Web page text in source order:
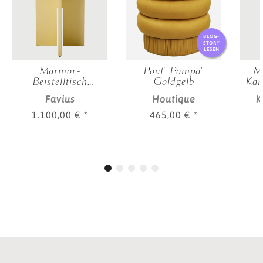
Marmor-
Beistelltisch
"Sediment" Gelb
Favius
1.100,00 € *
BLOG-
STORY
LESEN
Pouf "Pompa"
Goldgelb
Houtique
465,00 € *